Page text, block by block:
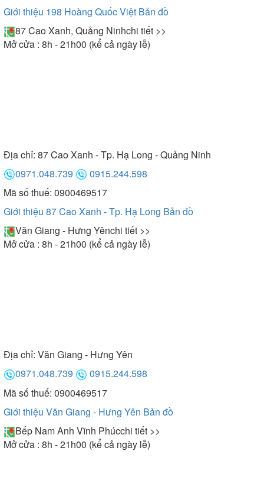
Giới thiệu 198 Hoàng Quốc Việt Bản đồ
87 Cao Xanh, Quảng Ninhchi tiết >>
Mở cửa : 8h - 21h00 (kể cả ngày lễ)
Địa chỉ: 87 Cao Xanh - Tp. Hạ Long - Quảng Ninh
0971.048.739
0915.244.598
Mã số thuế: 0900469517
Giới thiệu 87 Cao Xanh - Tp. Hạ Long Bản đồ
Văn Giang - Hưng Yênchi tiết >>
Mở cửa : 8h - 21h00 (kể cả ngày lễ)
Địa chỉ: Văn Giang - Hưng Yên
0971.048.739
0915.244.598
Mã số thuế: 0900469517
Giới thiệu Văn Giang - Hưng Yên Bản đồ
Bếp Nam Anh Vĩnh Phúcchi tiết >>
Mở cửa : 8h - 21h00 (kể cả ngày lễ)